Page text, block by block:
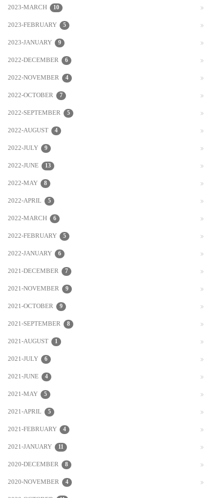
2023-MARCH 10
2023-FEBRUARY 5
2023-JANUARY 9
2022-DECEMBER 6
2022-NOVEMBER 4
2022-OCTOBER 7
2022-SEPTEMBER 5
2022-AUGUST 4
2022-JULY 9
2022-JUNE 13
2022-MAY 8
2022-APRIL 5
2022-MARCH 6
2022-FEBRUARY 5
2022-JANUARY 6
2021-DECEMBER 7
2021-NOVEMBER 9
2021-OCTOBER 9
2021-SEPTEMBER 8
2021-AUGUST 1
2021-JULY 6
2021-JUNE 4
2021-MAY 5
2021-APRIL 5
2021-FEBRUARY 4
2021-JANUARY 11
2020-DECEMBER 8
2020-NOVEMBER 4